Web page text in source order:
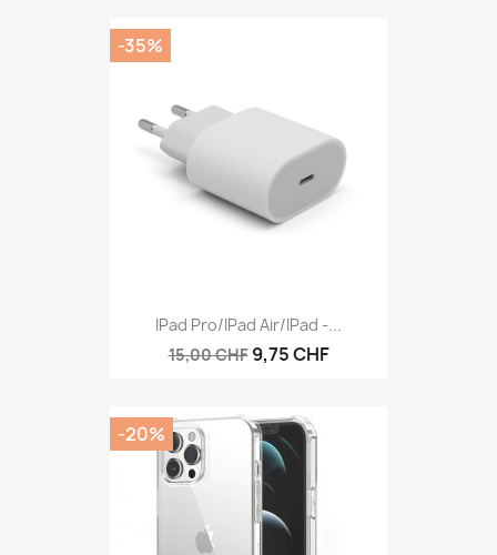
IPad Pro/iPad Air/iPad -...
15,00 CHF 9,75 CHF
-35%
-20%